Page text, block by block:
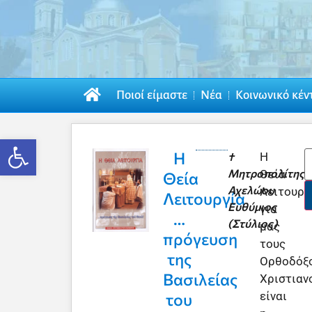
Ποιοί είμαστε Νέα Κοινωνικό
Η
Θεία
Λειτουργία
…
πρόγευση
της
Βασιλείας
του
†
Μητροπολίτης
Αχελώου
Ευθύμιος
(Στύλιος)
Η
Θεία
για
μας
τους
είναι
Ανοίξτε τη γραμμή εργαλείων